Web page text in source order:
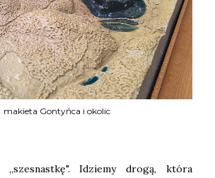
makieta Gontyńca i okolic
Idziemy drogą, która